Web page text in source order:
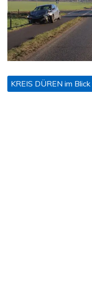
KREIS DÜREN im Blick